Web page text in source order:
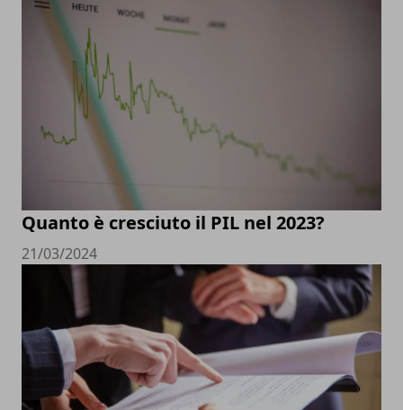
Quanto è cresciuto il PIL nel 2023?
21/03/2024